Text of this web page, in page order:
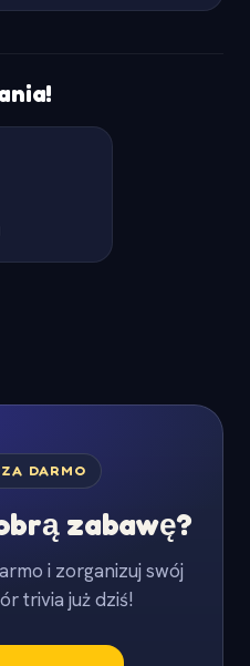
DARMO
zabawę?
i zorganizuj swój
trivia już dziś!